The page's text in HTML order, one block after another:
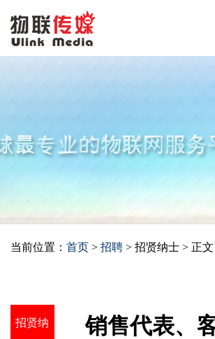
当前位置： 首页 > 招聘 > 招贤纳士 > 正文
招贤纳
销售代表、